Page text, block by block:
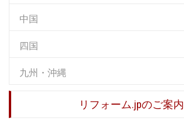
中国
四国
九州・沖縄
リフォーム.jpのご案内